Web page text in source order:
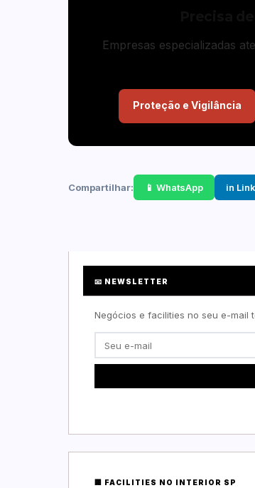
Empresas especializadas
Proteção e Vigilância
Compartilhar: 📱 WhatsApp in
📧 NEWSLETTER
Negócios e facilities no seu e-mail
🏢 FACILITIES NO INTERIOR SP